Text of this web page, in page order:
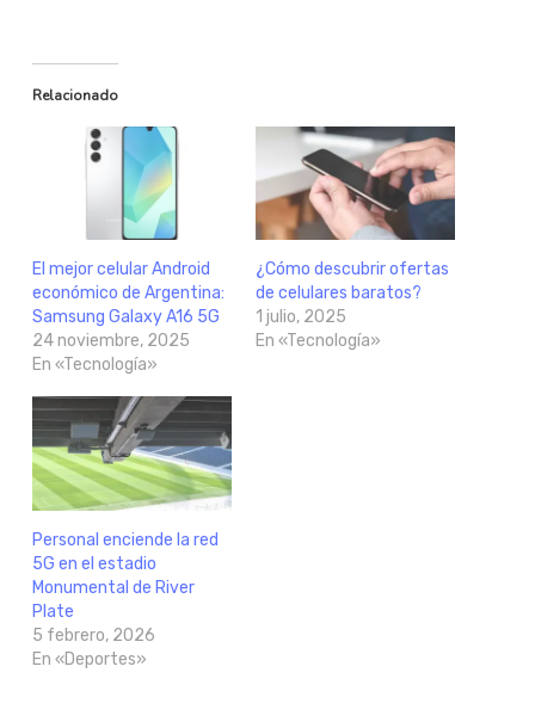
Relacionado
El mejor celular Android
económico de Argentina:
Samsung Galaxy A16 5G
24 noviembre, 2025
En «Tecnología»
¿Cómo descubrir ofertas
de celulares baratos?
1 julio, 2025
En «Tecnología»
Personal enciende la red
5G en el estadio
Monumental de River
Plate
5 febrero, 2026
En «Deportes»